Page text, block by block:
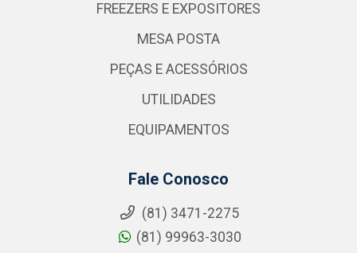
FREEZERS E EXPOSITORES
MESA POSTA
PEÇAS E ACESSÓRIOS
UTILIDADES
EQUIPAMENTOS
Fale Conosco
(81) 3471-2275
(81) 99963-3030